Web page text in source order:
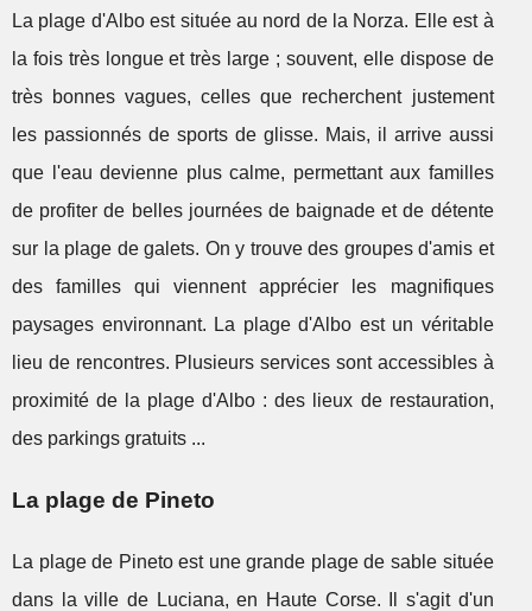
La plage d'Albo est située au nord de la Norza. Elle est à
la fois très longue et très large ; souvent, elle dispose de
très bonnes vagues, celles que recherchent justement
les passionnés de sports de glisse. Mais, il arrive aussi
que l'eau devienne plus calme, permettant aux familles
de profiter de belles journées de baignade et de détente
sur la plage de galets. On y trouve des groupes d'amis et
des familles qui viennent apprécier les magnifiques
paysages environnant. La plage d'Albo est un véritable
lieu de rencontres. Plusieurs services sont accessibles à
proximité de la plage d'Albo : des lieux de restauration,
des parkings gratuits ...
La plage de Pineto
La plage de Pineto est une grande plage de sable située
dans la ville de Luciana, en Haute Corse. Il s'agit d'un